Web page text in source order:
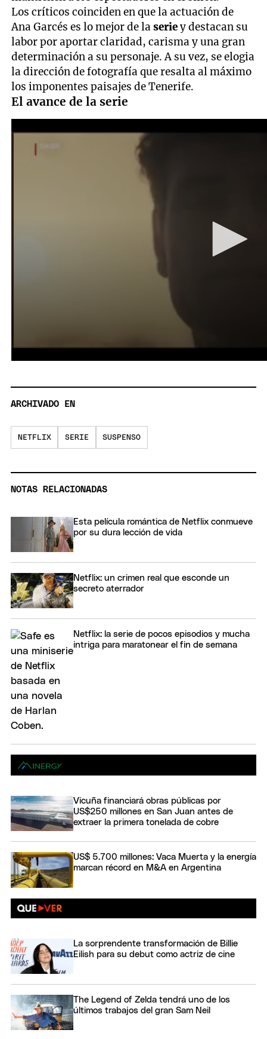
Los críticos coinciden en que la actuación de
Ana Garcés es lo mejor de laseriey destacan su
labor por aportar claridad, carisma y una gran
determinación a su personaje. A su vez, se elogia
la dirección de fotografía que resalta al máximo
los imponentes paisajes de Tenerife.
El avance de la serie
ARCHIVADO EN
NETFLIX SERIE SUSPENSO
NOTAS RELACIONADAS
Esta película romántica de Netflix conmueve
por su dura lección de vida
Netflix: un crimen real que esconde un
secreto aterrador
Netflix: la serie de pocos episodios y mucha
intriga para maratonear el fin de semana
Vicuña financiará obras públicas por
US$250 millones en San Juan antes de
extraer la primera tonelada de cobre
US$ 5.700 millones: Vaca Muerta y la energía
marcan récord en M&A en Argentina
La sorprendente transformación de Billie
Eilish para su debut como actriz de cine
The Legend of Zelda tendrá uno de los
últimos trabajos del gran Sam Neil